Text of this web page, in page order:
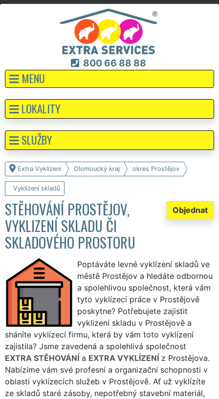
800 66 88 88
MENU
Extra Vyklízení Olomoucký kraj okres Prostějov
Vyklízení skladů
Objednat
STĚHOVÁNÍ PROSTĚJOV,
VYKLIZENÍ SKLADU ČI
SKLADOVÉHO PROSTORU
Poptáváte levné vyklízení skladů ve
městě Prostějov a hledáte odbornou
a spolehlivou společnost, která vám
tyto vyklízecí práce v Prostějově
poskytne? Potřebujete zajistit
vyklizení skladu v Prostějově a
sháníte vyklízecí firmu, která by vám toto vyklízení
zajistila? Jsme zavedená a spolehlivá společnost
EXTRA STĚHOVÁNÍ a EXTRA VYKLÍZENÍ z Prostějova.
Nabízíme vám své profesní a organizační schopnosti v
oblasti vyklízecích služeb v Prostějově. Ať už vyklízíte
ze skladů staré zásoby, nepotřebný stavební materiál,
LOKALITY
SLUŽBY